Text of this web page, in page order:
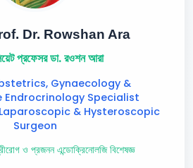
Dr. Rowshan Ara
প্রফেসর ডা. রওশন আরা
Gynaecology &
Endrocrinology Specialist
& Hysteroscopic
Surgeon
ও প্রজনন এন্ডোক্রিনোলজি বিশেষজ্ঞ